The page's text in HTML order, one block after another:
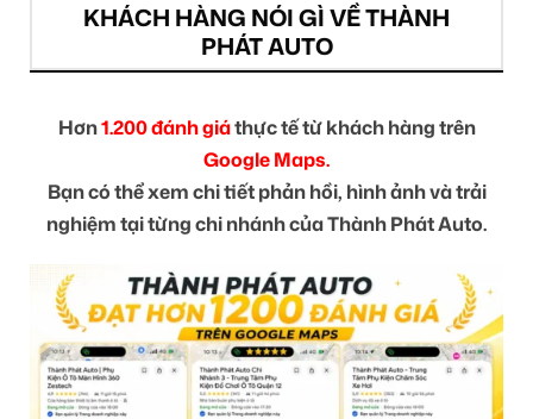
KHÁCH HÀNG NÓI GÌ VỀ THÀNH
PHÁT AUTO
Hơn1.200 đánh giáthực tế từ khách hàng trên
Google Maps.
Bạn có thể xem chi tiết phản hồi, hình ảnh và trải
nghiệm tại từng chi nhánh của Thành Phát Auto.